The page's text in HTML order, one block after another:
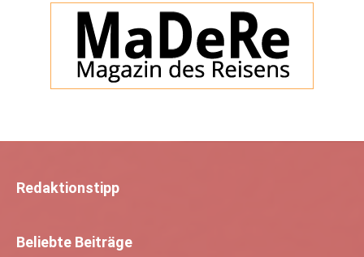
Redaktionstipp
Beliebte Beiträge